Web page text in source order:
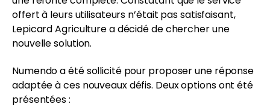
offert à leurs utilisateurs n’était pas satisfaisant,
Lepicard Agriculture a décidé de chercher une
nouvelle solution.
Numendo a été sollicité pour proposer une réponse
adaptée à ces nouveaux défis. Deux options ont été
présentées :